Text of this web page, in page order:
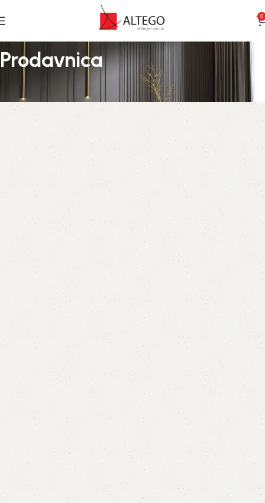
0
Prodavnica